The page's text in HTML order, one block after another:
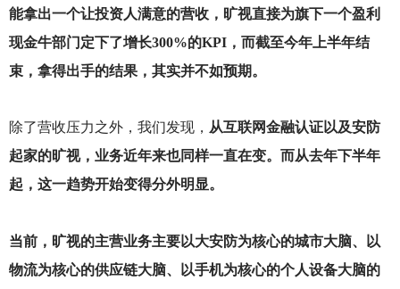
能拿出一个让投资人满意的营收，旷视直接为旗下一个盈利
现金牛部门定下了增长300%的KPI，而截至今年上半年结
束，拿得出手的结果，其实并不如预期。
除了营收压力之外，我们发现， 从互联网金融认证以及安防
起家的旷视，业务近年来也同样一直在变。而从去年下半年
起，这一趋势开始变得分外明显。
当前，旷视的主营业务主要以大安防为核心的城市大脑、以
物流为核心的供应链大脑、以手机为核心的个人设备大脑的